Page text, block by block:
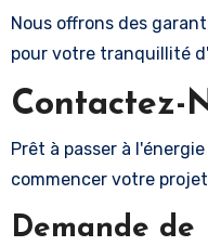
Nous offrons des
pour votre tranquillité
Contactez-
Prêt à passer à
commencer votre
Demande de